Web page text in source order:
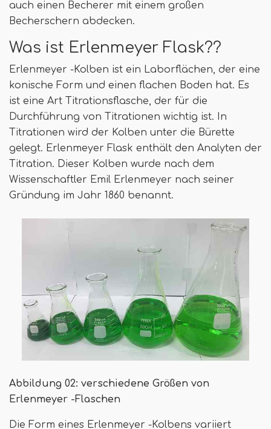
auch einen Becherer mit einem großen
Becherschern abdecken.
Was ist Erlenmeyer Flask??
Erlenmeyer -Kolben ist ein Laborflächen, der eine
konische Form und einen flachen Boden hat. Es
ist eine Art Titrationsflasche, der für die
Durchführung von Titrationen wichtig ist. In
Titrationen wird der Kolben unter die Bürette
gelegt. Erlenmeyer Flask enthält den Analyten der
Titration. Dieser Kolben wurde nach dem
Wissenschaftler Emil Erlenmeyer nach seiner
Gründung im Jahr 1860 benannt.
Abbildung 02: verschiedene Größen von
Erlenmeyer -Flaschen
Die Form eines Erlenmeyer -Kolbens variiert